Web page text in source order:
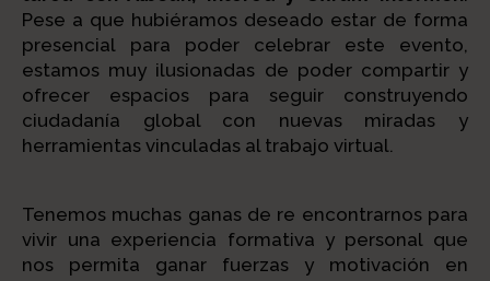
Pese a que hubiéramos deseado estar de forma
presencial para poder celebrar este evento,
estamos muy ilusionadas de poder compartir y
ofrecer espacios para seguir construyendo
ciudadanía global con nuevas miradas y
herramientas vinculadas al trabajo virtual.
Tenemos muchas ganas de re encontrarnos para
vivir una experiencia formativa y personal que
nos permita ganar fuerzas y motivación en